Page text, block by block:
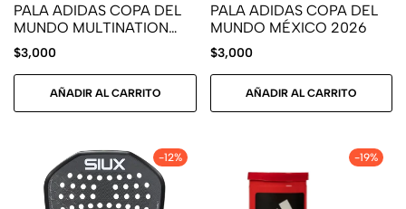
PALA ADIDAS COPA DEL
MUNDO MULTINATION
2026
$3,000
AÑADIR AL CARRITO
PALA ADIDAS COPA DEL
MUNDO MÉXICO 2026
$3,000
AÑADIR AL CARRITO
-12% -19%